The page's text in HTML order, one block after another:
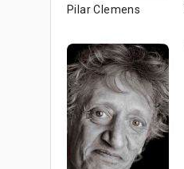
Pilar Clemens